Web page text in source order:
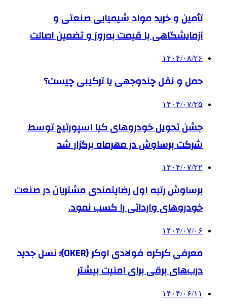
تأمین و خرید مواد شیمیایی صنعتی و
آزمایشگاهی با قیمت به‌روز و تضمین اصالت
۱۴۰۴/۰۸/۲۶
حمل و نقل چندوجهی یا ترکیبی چیست؟
۱۴۰۴/۰۷/۲۵
جشن تحویل خودروهای کیا اسپورتیج توسط
شرکت برساوش در مهرماه برگزار شد
۱۴۰۴/۰۷/۲۲
برساوش رتبه اول رضایتمندی مشتریان در صنعت
خودروهای وارداتی را کسب نمود.
۱۴۰۴/۰۷/۰۶
معرفی کرکره فولادی اوکر (OKER)؛ نسل جدید
درب‌های برقی برای امنیت بیشتر
۱۴۰۴/۰۶/۱۱